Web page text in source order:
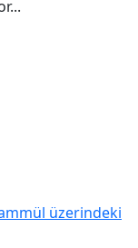
üzerindeki